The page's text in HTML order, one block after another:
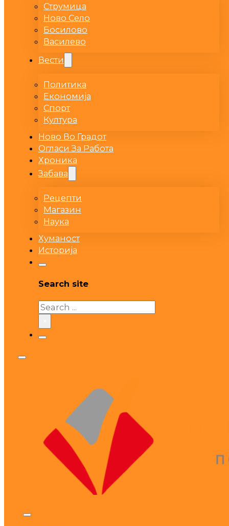
Струмица
Ново Село
Босилово
Василево
Вести
Политика
Економија
Спорт
Култура
Ново Во Градот
Огласи За Работа
Хроника
Забава
Рецепти
Магазин
Наука
Хуманост
Историја
Search site
Search